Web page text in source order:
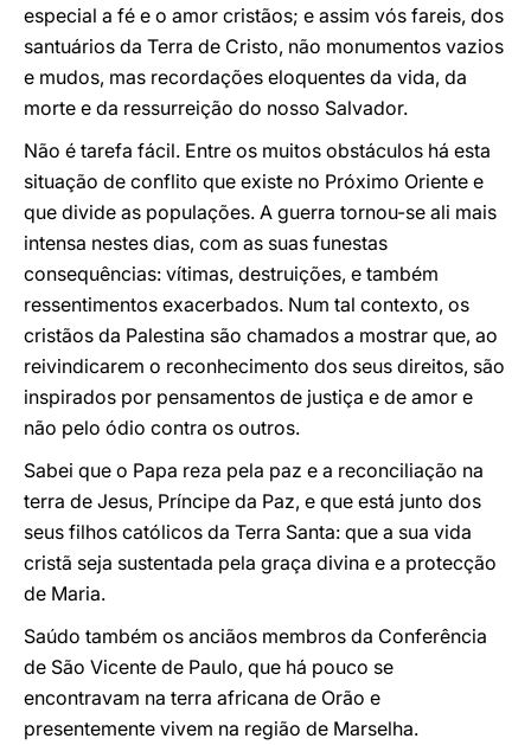
especial a fé e o amor cristãos; e assim vós fareis, dos
santuários da Terra de Cristo, não monumentos vazios
e mudos, mas recordações eloquentes da vida, da
morte e da ressurreição do nosso Salvador.
Não é tarefa fácil. Entre os muitos obstáculos há esta
situação de conflito que existe no Próximo Oriente e
que divide as populações. A guerra tornou-se ali mais
intensa nestes dias, com as suas funestas
consequências: vítimas, destruições, e também
ressentimentos exacerbados. Num tal contexto, os
cristãos da Palestina são chamados a mostrar que, ao
reivindicarem o reconhecimento dos seus direitos, são
inspirados por pensamentos de justiça e de amor e
não pelo ódio contra os outros.
Sabei que o Papa reza pela paz e a reconciliação na
terra de Jesus, Príncipe da Paz, e que está junto dos
seus filhos católicos da Terra Santa: que a sua vida
cristã seja sustentada pela graça divina e a protecção
de Maria.
Saúdo também os anciãos membros da Conferência
de São Vicente de Paulo, que há pouco se
encontravam na terra africana de Orão e
presentemente vivem na região de Marselha.